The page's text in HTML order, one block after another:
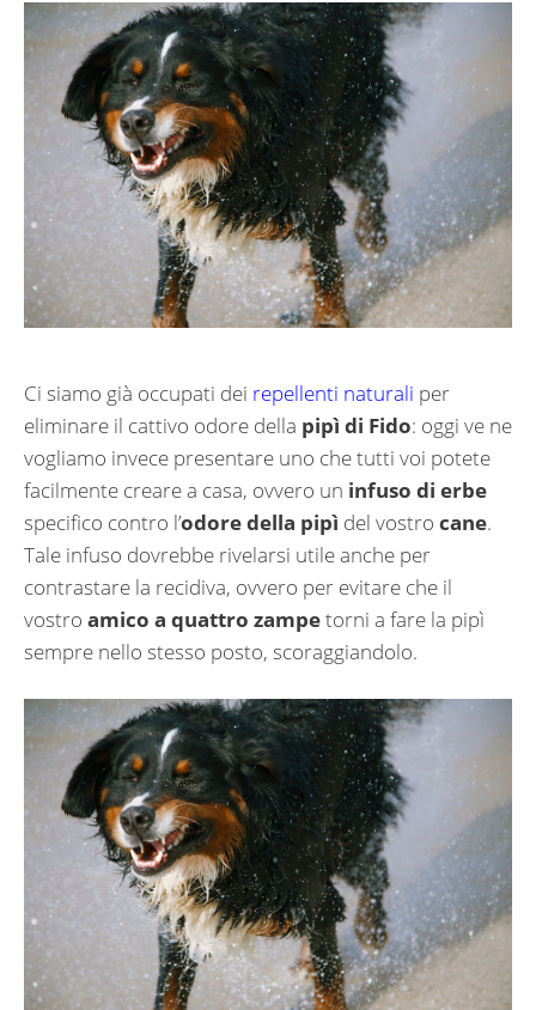
Ci siamo già occupati dei repellenti naturali per
eliminare il cattivo odore della pipì di Fido: oggi ve ne
vogliamo invece presentare uno che tutti voi potete
facilmente creare a casa, ovvero un infuso di erbe
specifico contro l’odore della pipì del vostro cane.
Tale infuso dovrebbe rivelarsi utile anche per
contrastare la recidiva, ovvero per evitare che il
vostro amico a quattro zampetorni a fare la pipì
sempre nello stesso posto, scoraggiandolo.